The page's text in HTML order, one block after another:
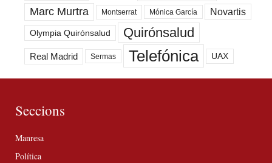
Marc Murtra Montserrat Mónica García Novartis
Olympia Quirónsalud Quirónsalud
Real Madrid Sermas Telefónica UAX
Seccions
Manresa
Política